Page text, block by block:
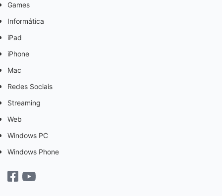
Games
Informática
iPad
iPhone
Mac
Redes Sociais
Streaming
Web
Windows PC
Windows Phone